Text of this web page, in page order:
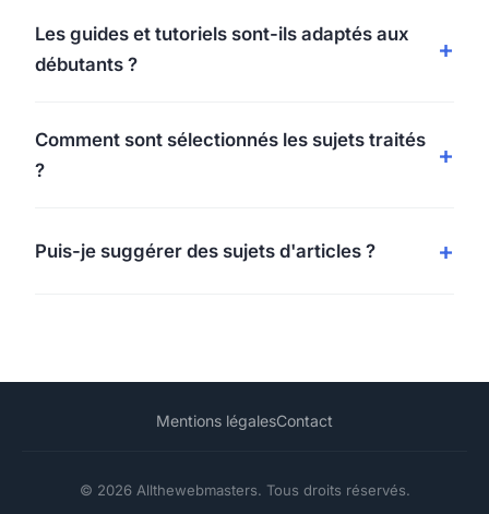
Les guides et tutoriels sont-ils adaptés aux
débutants ?
Comment sont sélectionnés les sujets traités
?
Puis-je suggérer des sujets d'articles ?
Mentions légalesContact
© 2026 Allthewebmasters. Tous droits réservés.